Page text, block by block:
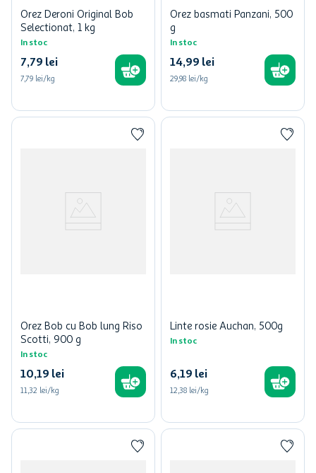
Orez Deroni Original Bob
Selectionat, 1 kg
In stoc
7,79 lei
7,79 lei/kg
Orez basmati Panzani, 500
g
In stoc
14,99 lei
29,98 lei/kg
Orez Bob cu Bob lung Riso
Scotti, 900 g
In stoc
10,19 lei
11,32 lei/kg
Linte rosie Auchan, 500g
In stoc
6,19 lei
12,38 lei/kg